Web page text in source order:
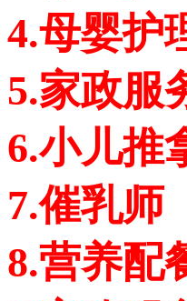
4.母婴护
5.家政服
6.小儿推
7.催乳师
8.营养配